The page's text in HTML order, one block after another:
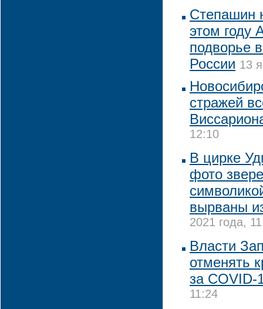
Степашин
этом году
подворье
России 13
стражей
12:10
В цирке
фото
вырваны
2021 года,
Власти
отменять
за COVID-
11:24